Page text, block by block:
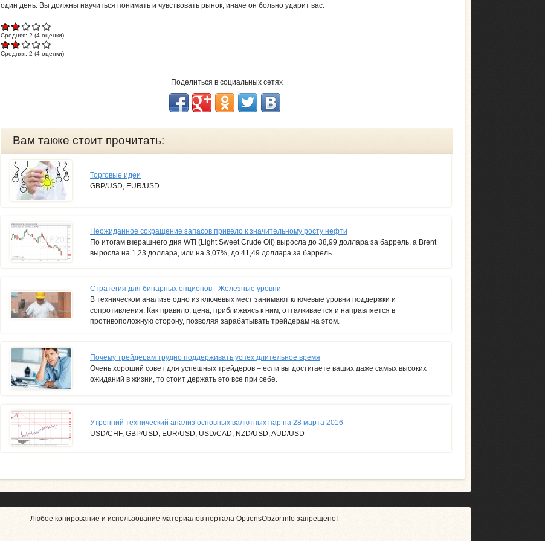
один день. Вы должны научиться понимать и чувствовать рынок, иначе он больно ударит вас.
Средняя: 2 (4 оценки)
Средняя: 2 (4 оценки)
Поделиться в социальных сетях
Вам также стоит прочитать:
Торговые идеи
GBP/USD, EUR/USD
Неожиданное сокращение запасов привело к значительному росту нефти
По итогам вчерашнего дня WTI (Light Sweet Crude Oil) выросла до 38,99 доллара за баррель, а Brent
выросла на 1,23 доллара, или на 3,07%, до 41,49 доллара за баррель.
Стратегия для бинарных опционов - Железные уровни
В техническом анализе одно из ключевых мест занимают ключевые уровни поддержки и
сопротивления. Как правило, цена, приближаясь к ним, отталкивается и направляется в
противоположную сторону, позволяя зарабатывать трейдерам на этом.
Почему трейдерам трудно поддерживать успех длительное время
Очень хороший совет для успешных трейдеров – если вы достигаете ваших даже самых высоких
ожиданий в жизни, то стоит держать это все при себе.
Утренний технический анализ основных валютных пар на 28 марта 2016
USD/CHF, GBP/USD, EUR/USD, USD/CAD, NZD/USD, AUD/USD
Любое копирование и использование материалов портала OptionsObzor.info запрещено!